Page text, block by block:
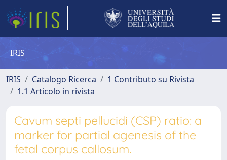
IRIS
IRIS Catalogo Ricerca
1 Contributo su Rivista
1.1 Articolo in rivista
Cavum septi pellucidi (CSP) ratio: a
marker for partial agenesis of the
fetal corpus callosum.